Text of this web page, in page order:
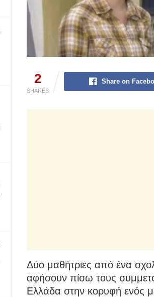
2
SHARES
Share on
Δύο μαθήτριες από ένα
αφήσουν πίσω τους
Ελλάδα στην κορυφή ενός